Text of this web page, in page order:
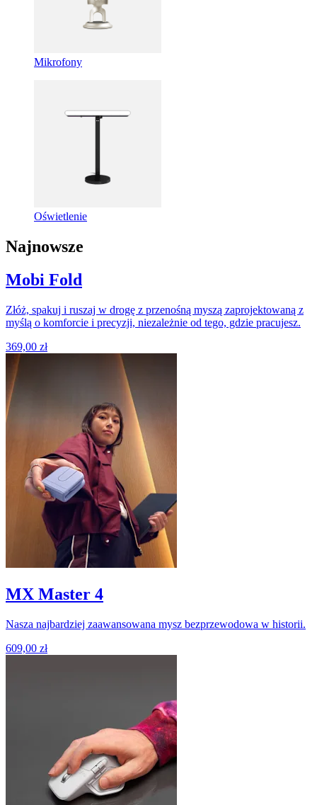
Mikrofony
Oświetlenie
Najnowsze
Mobi Fold
Złóż, spakuj i ruszaj w drogę z przenośną myszą zaprojektowaną z
myślą o komforcie i precyzji, niezależnie od tego, gdzie pracujesz.
369,00 zł
MX Master 4
Nasza najbardziej zaawansowana mysz bezprzewodowa w historii.
609,00 zł